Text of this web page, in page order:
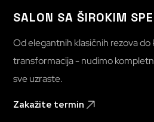
SALON SA ŠIROKIM
Od elegantnih klasičnih rezova do
transformacija - nudimo
sve uzraste.
Zakažite termin